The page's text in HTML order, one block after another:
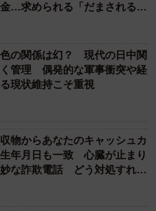
3/11
」の代表取締役社長の遠藤宗さ
…求められる「だまされる前
の関係は幻？ 現代の日中関
管理 偶発的な軍事衝突や経
現状維持こそ重視
収物からあなたのキャッシュカ
年月日も一致 心臓が止まり
な詐欺電話 どう対処すれ